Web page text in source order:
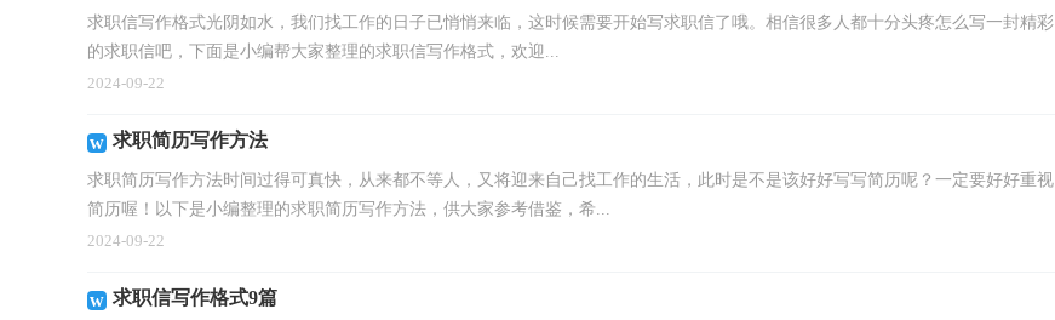
求职信写作格式光阴如水，我们找工作的日子已悄悄来临，这时候需要开始写求职信了哦。相信很多人都十分头疼怎么写一封精彩
的求职信吧，下面是小编帮大家整理的求职信写作格式，欢迎...
2024-09-22
求职简历写作方法
求职简历写作方法时间过得可真快，从来都不等人，又将迎来自己找工作的生活，此时是不是该好好写写简历呢？一定要好好重视
简历喔！以下是小编整理的求职简历写作方法，供大家参考借鉴，希...
2024-09-22
求职信写作格式9篇